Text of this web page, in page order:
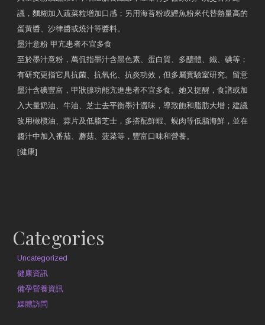
議，麵糊加入蔬菜粒增加口感；另用海苔粉或鰹魚粉來代替熱量高的
蛋黃醬、沙律醬或燒汁等醬料。
墨汁意粉 甲亢患者不宜多食
至於墨汁意粉，萬侃指墨汁含黑色素、蛋白質、多醣體、鐵、碘等；
有研究更指它具抗菌、抗氧化、抗炎功效，但多屬實驗室研究。留意
墨汁含碘豐富，甲狀腺功能亢進患者不宜多食。她又提醒，食譜或加
入大量奶油、牛油、芝士去平衡墨汁澀味，導致飽和脂肪大增；建議
改用橄欖油、蒜片及低脂芝士，多搭配鮮蝦、蜆肉等低脂海鮮，並在
醬汁中加入番茄、蘑菇、菠菜等，豐富口味和營養。
[健康]
Categories
Uncategorized
健康資訊
備孕營養資訊
媒體訪問